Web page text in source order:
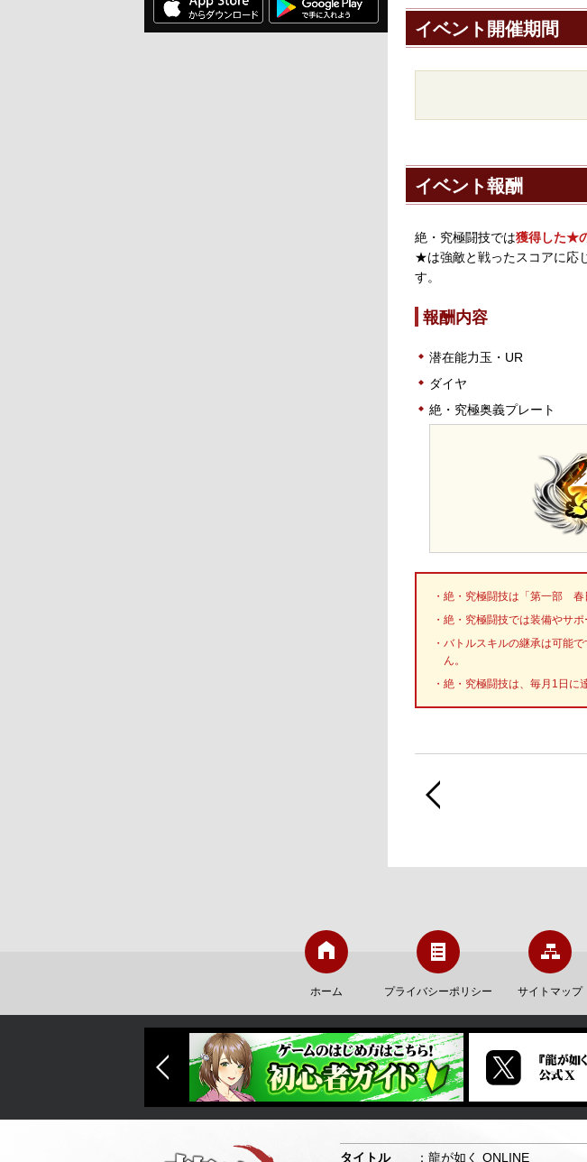
イベント開催期間
イベント報酬
絶・究極闘技では獲得した★
★は強敵と戦ったスコアに応
す。
報酬内容
潜在能力玉・UR
ダイヤ
絶・究極奥義プレート
絶・究極闘技は「第一部 春
絶・究極闘技では装備やサポ
バトルスキルの継承は可能
ん。
絶・究極闘技は、毎月1日に
ホーム プライバシーポリシー サイトマップ
タイトル ：龍が如く ONLINE